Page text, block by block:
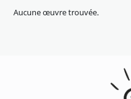
Aucune œuvre trouvée.